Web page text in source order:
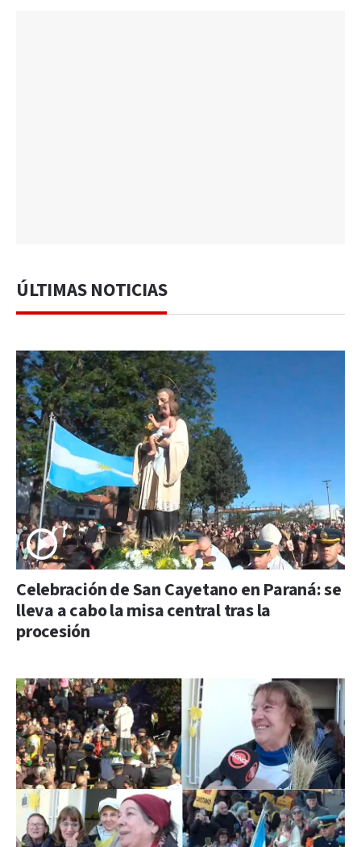
ÚLTIMAS NOTICIAS
Celebración de San Cayetano en Paraná: se
lleva a cabo la misa central tras la
procesión